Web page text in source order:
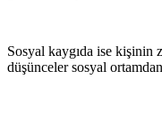
Sosyal kaygıda ise kişinin
düşünceler sosyal